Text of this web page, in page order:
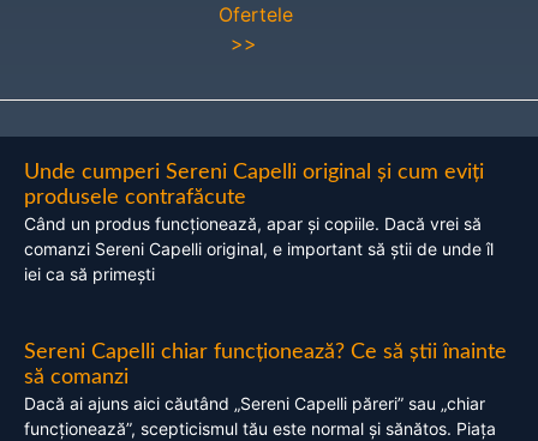
Ofertele
>>
Unde cumperi Sereni Capelli original și cum eviți
produsele contrafăcute
Când un produs funcționează, apar și copiile. Dacă vrei să
comanzi Sereni Capelli original, e important să știi de unde îl
iei ca să primești
Sereni Capelli chiar funcționează? Ce să știi înainte
să comanzi
Dacă ai ajuns aici căutând „Sereni Capelli păreri” sau „chiar
funcționează”, scepticismul tău este normal și sănătos. Piața